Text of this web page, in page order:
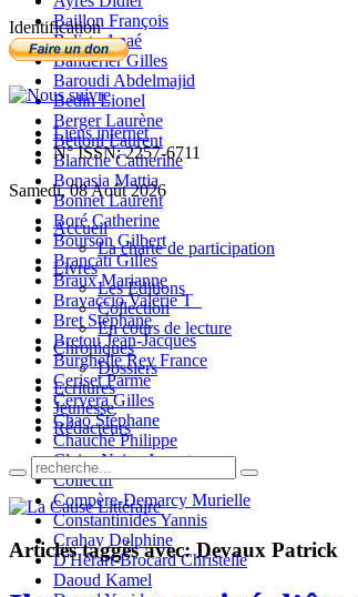
Baillon François
Balista Anaé
Banderier Gilles
Baroudi Abdelmajid
Bedin Lionel
Berger Laurène
Bettoni Laurent
Blanche Catherine
Bonasia Mattia
Bonnet Laurent
Boré Catherine
Bourson Gilbert
Brancati Gilles
Braux Marianne
Bravaccio Valérie T_
Bret Stéphane
Bretou Jean-Jacques
Burghelle Rey France
Ceriset Parme
Cervera Gilles
Chao Stéphane
Chauché Philippe
Claire-Neige Jaunet
Collectif
Compère-Demarcy Murielle
Constantinidès Yannis
Crahay Delphine
D'Hérart-Brocard Christelle
Daoud Kamel
Identification
Liens internet
N° ISSN: 2257-6711
Samedi, 08 Août 2026
Accueil
La charte de participation
Livres
Les Editions
Collection
En cours de lecture
Chroniques
Dossiers
Ecritures
Jeunesse
Rédacteurs
Articles taggés avec: Devaux Patrick